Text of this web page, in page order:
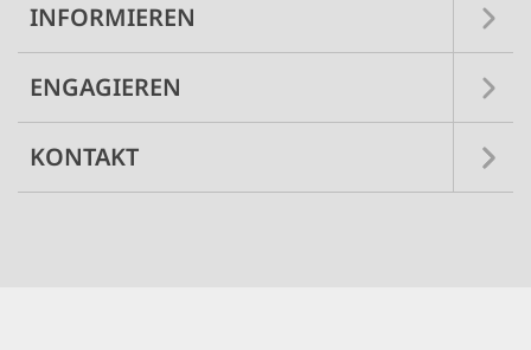
INFORMIEREN
ENGAGIEREN
KONTAKT